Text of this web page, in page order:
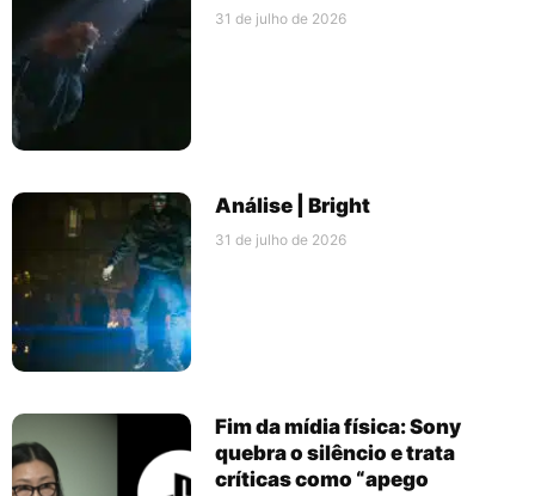
31 de julho de 2026
Análise | Bright
31 de julho de 2026
Fim da mídia física: Sony
quebra o silêncio e trata
críticas como “apego